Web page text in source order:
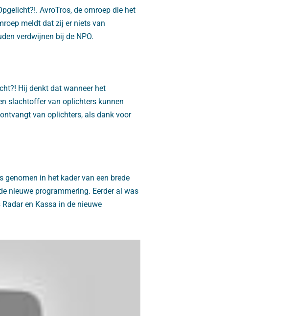
AvroTros, de omroep die het
meldt dat zij er niets van
verdwijnen bij de NPO.
Hij denkt dat wanneer het
slachtoffer van oplichters kunnen
van oplichters, als dank voor
in het kader van een brede
nieuwe programmering. Eerder al was
en Kassa in de nieuwe